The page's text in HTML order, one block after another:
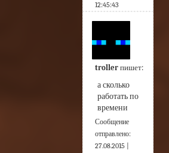
12:45:43
troller пишет:
а сколько
работать по
времени
Сообщение
отправлено:
27.08.2015 |